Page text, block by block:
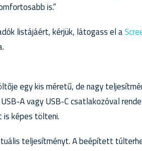
is.”
listájáért, kérjük, látogass el a
egy kis méretű, de nagy
A vagy USB-C csatlakozóval
is képes tölteni.
teljesítményt. A beépített